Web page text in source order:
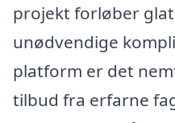
projekt forløber
unødvendige
platform er det
tilbud fra erfarne